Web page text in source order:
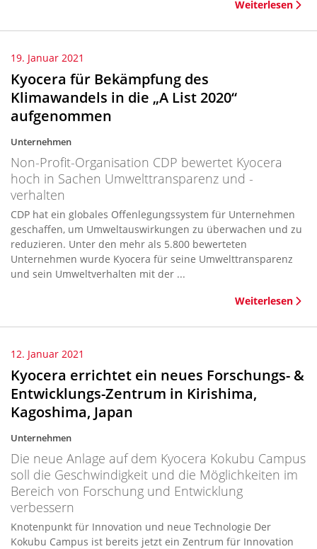
Weiterlesen
19. Januar 2021
Kyocera für Bekämpfung des
Klimawandels in die „A List 2020“
aufgenommen
Unternehmen
Non-Profit-Organisation CDP bewertet Kyocera
hoch in Sachen Umwelttransparenz und -
verhalten
CDP hat ein globales Offenlegungssystem für Unternehmen
geschaffen, um Umweltauswirkungen zu überwachen und zu
reduzieren. Unter den mehr als 5.800 bewerteten
Unternehmen wurde Kyocera für seine Umwelttransparenz
und sein Umweltverhalten mit der ...
Weiterlesen
12. Januar 2021
Kyocera errichtet ein neues Forschungs- &
Entwicklungs-Zentrum in Kirishima,
Kagoshima, Japan
Unternehmen
Die neue Anlage auf dem Kyocera Kokubu Campus
soll die Geschwindigkeit und die Möglichkeiten im
Bereich von Forschung und Entwicklung
verbessern
Knotenpunkt für Innovation und neue Technologie Der
Kokubu Campus ist bereits jetzt ein Zentrum für Innovation